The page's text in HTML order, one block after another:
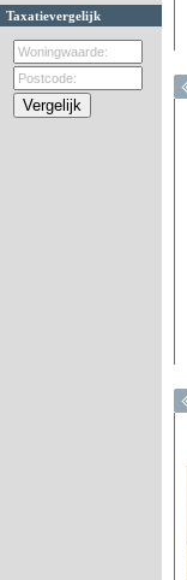
Taxatievergelijk